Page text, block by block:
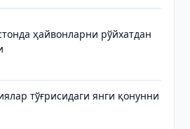
ҳайвонларни рўйхатдан
тўғрисидаги янги қонунни